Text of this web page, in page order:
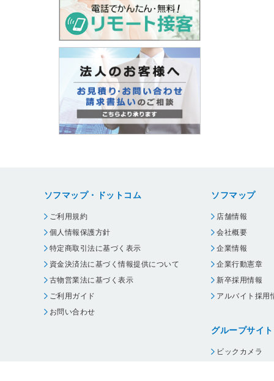
ソフマップ・ドットコム
ご利用規約
個人情報保護方針
特定商取引法に基づく表示
資金決済法に基づく情報提供について
古物営業法に基づく表示
ご利用ガイド
お問い合わせ
ソフマップ
店舗情報
会社概要
企業情報
企業行動憲章
新卒採用情報
アルバイト採用
グループサイト
ビックカメラ